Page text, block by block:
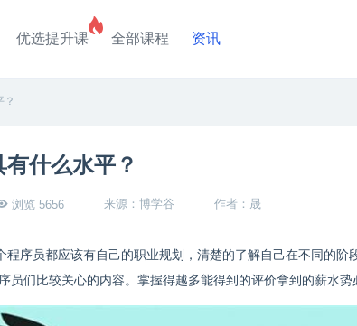
优选提升课 全部课程 资讯
？
什么水平？
浏览 5656 来源：博学谷 作者：晟
程序员都应该有自己的职业规划，清楚的了解自己在不同的阶
们比较关心的内容。掌握得越多能得到的评价拿到的薪水势